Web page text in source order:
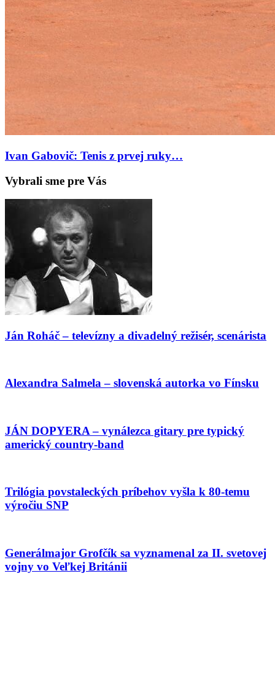
Ivan Gabovič: Tenis z prvej ruky…
Vybrali sme pre Vás
Ján Roháč – televízny a divadelný režisér, scenárista
Alexandra Salmela – slovenská autorka vo Fínsku
JÁN DOPYERA – vynálezca gitary pre typický
americký country-band
Trilógia povstaleckých príbehov vyšla k 80-temu
výročiu SNP
Generálmajor Grofčík sa vyznamenal za II. svetovej
vojny vo Veľkej Británii